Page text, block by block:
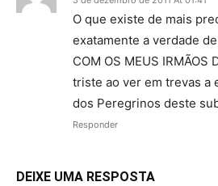
O que existe de mais
exatamente a verdade
COM OS MEUS IRMÃOS
triste ao ver em trevas a
dos Peregrinos deste
Responder
DEIXE UMA RESPOSTA